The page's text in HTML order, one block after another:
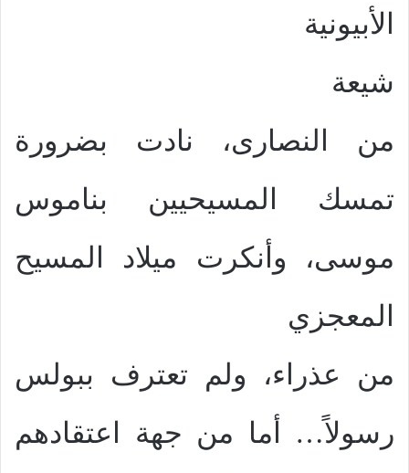
الأبيونية
شيعة
من النصارى، نادت بضرورة
تمسك المسيحيين بناموس
موسى، وأنكرت ميلاد المسيح
المعجزي
من عذراء، ولم تعترف ببولس
رسولاً… أما من جهة اعتقادهم